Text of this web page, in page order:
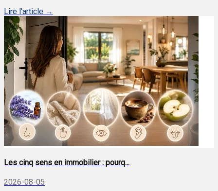
Lire l'article →
Les cinq sens en immobilier : pourq...
2026-08-05